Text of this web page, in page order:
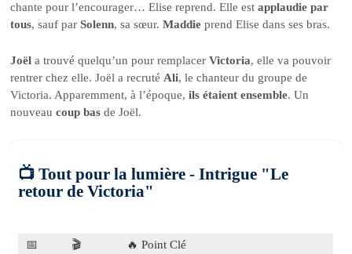
chante pour l’encourager… Elise reprend. Elle estapplaudie par
tous, sauf parSolenn, sa sœur.Maddie prend Elise dans ses bras.
Joël a trouvé quelqu’un pour remplacerVictoria, elle va pouvoir
rentrer chez elle. Joël a recrutéAli, le chanteur du groupe de
Victoria. Apparemment, à l’époque,ils étaient ensemble. Un
nouveaucoup bas de Joël.
📺 Tout pour la lumière - Intrigue "Le
retour de Victoria"
📅
🎬
🔥 Point Clé